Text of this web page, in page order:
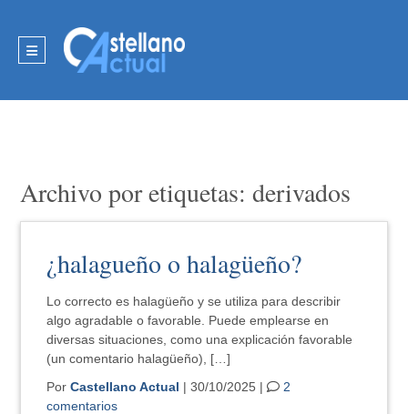
Archivo por etiquetas: derivados
¿halagueño o halagüeño?
Lo correcto es halagüeño y se utiliza para describir
algo agradable o favorable. Puede emplearse en
diversas situaciones, como una explicación favorable
(un comentario halagüeño), […]
PorCastellano Actual | 30/10/2025 |
2
comentarios